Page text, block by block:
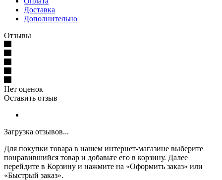
Доставка
Дополнительно
Отзывы
Нет оценок
Оставить отзыв
Загрузка отзывов...
Для покупки товара в нашем интернет-магазине выберите
понравившийся товар и добавьте его в корзину. Далее
перейдите в Корзину и нажмите на «Оформить заказ» или
«Быстрый заказ».